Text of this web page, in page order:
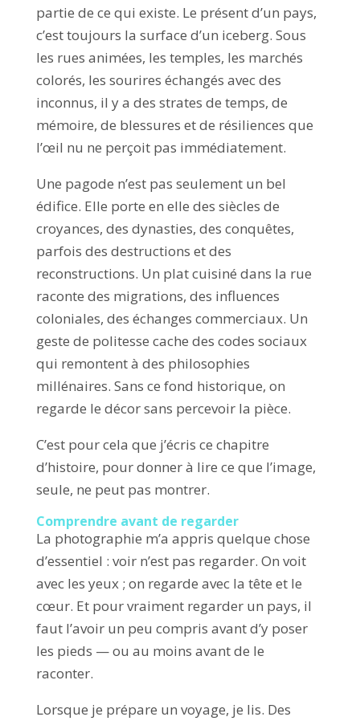
partie de ce qui existe. Le présent d’un pays,
c’est toujours la surface d’un iceberg. Sous
les rues animées, les temples, les marchés
colorés, les sourires échangés avec des
inconnus, il y a des strates de temps, de
mémoire, de blessures et de résiliences que
l’œil nu ne perçoit pas immédiatement.
Une pagode n’est pas seulement un bel
édifice. Elle porte en elle des siècles de
croyances, des dynasties, des conquêtes,
parfois des destructions et des
reconstructions. Un plat cuisiné dans la rue
raconte des migrations, des influences
coloniales, des échanges commerciaux. Un
geste de politesse cache des codes sociaux
qui remontent à des philosophies
millénaires. Sans ce fond historique, on
regarde le décor sans percevoir la pièce.
C’est pour cela que j’écris ce chapitre
d’histoire, pour donner à lire ce que l’image,
seule, ne peut pas montrer.
Comprendre avant de regarder
La photographie m’a appris quelque chose
d’essentiel : voir n’est pas regarder. On voit
avec les yeux ; on regarde avec la tête et le
cœur. Et pour vraiment regarder un pays, il
faut l’avoir un peu compris avant d’y poser
les pieds — ou au moins avant de le
raconter.
Lorsque je prépare un voyage, je lis. Des